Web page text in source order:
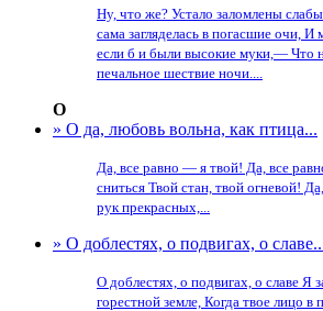
Ну, что же? Устало заломлены
сама загляделась в погасшие очи,
если б и были высокие муки,—
печальное шествие ночи....
О
» О да, любовь вольна, как птица...
Да, все равно — я твой! Да, все
сниться Твой стан, твой огневой!
рук прекрасных,...
» О доблестях, о подвигах, о
О доблестях, о подвигах, о славе Я
горестной земле, Когда твое лицо в